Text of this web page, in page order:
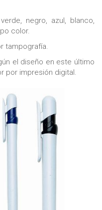
negro, azul, blanco,
color.
tampografía.
el diseño en este último
por impresión digital.